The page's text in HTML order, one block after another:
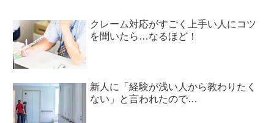
クレーム対応がすごく上手い人にコツ
を聞いたら…なるほど！
新人に「経験が浅い人から教わりたく
ない」と言われたので…